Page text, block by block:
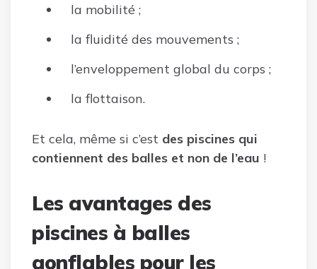
la mobilité ;
la fluidité des mouvements ;
l’enveloppement global du corps ;
la flottaison.
Et cela, même si c’est des piscines qui
contiennent des balles et non de l’eau !
Les avantages des
piscines à balles
gonflables pour les